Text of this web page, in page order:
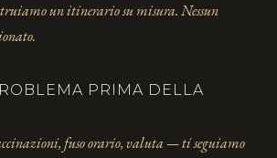
un itinerario su misura. Nessun
PRIMA DELLA
fuso orario, valuta — ti seguiamo